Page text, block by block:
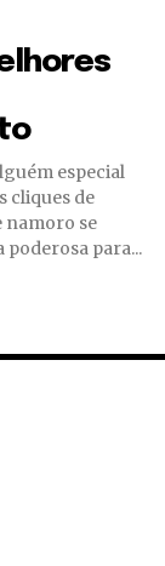
especial
cliques de
namoro se
para...